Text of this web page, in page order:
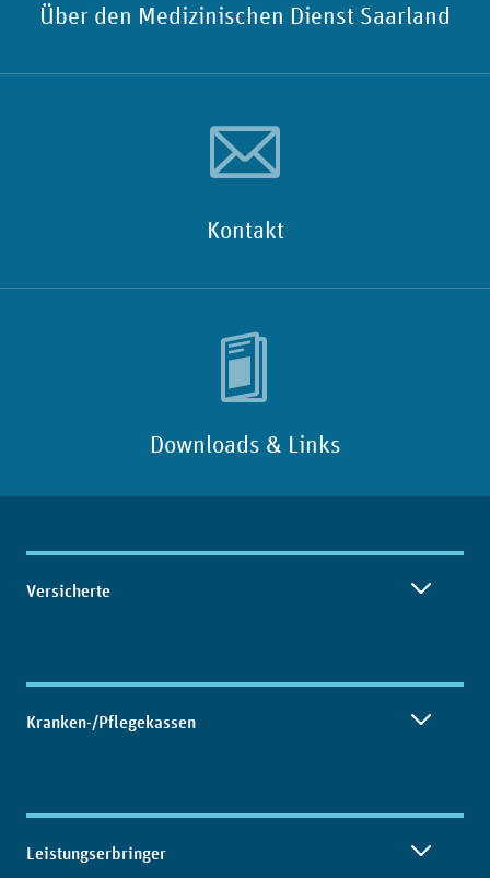
Über den Medizinischen Dienst Saarland
Kontakt
Downloads & Links
Inhaltsübersicht
Versicherte
Kranken-/Pflegekassen
Leistungserbringer